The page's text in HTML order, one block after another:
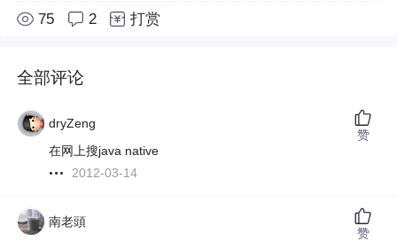
75 2 打赏
全部评论
dryZeng
在网上搜java native
2012-03-14
赞
南老頭
赞